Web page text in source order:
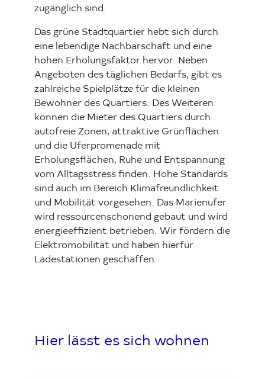
zugänglich sind.
Das grüne Stadtquartier hebt sich durch
eine lebendige Nachbarschaft und eine
hohen Erholungsfaktor hervor. Neben
Angeboten des täglichen Bedarfs, gibt es
zahlreiche Spielplätze für die kleinen
Bewohner des Quartiers. Des Weiteren
können die Mieter des Quartiers durch
autofreie Zonen, attraktive Grünflächen
und die Uferpromenade mit
Erholungsflächen, Ruhe und Entspannung
vom Alltagsstress finden. Hohe Standards
sind auch im Bereich Klimafreundlichkeit
und Mobilität vorgesehen. Das Marienufer
wird ressourcenschonend gebaut und wird
energieeffizient betrieben. Wir fördern die
Elektromobilität und haben hierfür
Ladestationen geschaffen.
Hier lässt es sich wohnen